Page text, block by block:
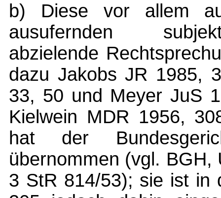
b) Diese vor allem
ausufernden
abzielende
dazu Jakobs JR 1985,
33, 50 und Meyer JuS
Kielwein MDR 1956,
hat der
übernommen (vgl.
3 StR 814/53); sie ist in